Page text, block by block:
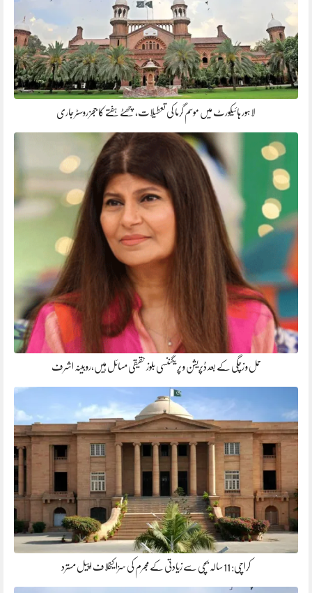
لاہور ہائیکورٹ میں موسم گرما کی تعطیلات، چھٹے ہفتے کا ججز روسٹر جاری
حمل و زچگی کے بعد ڈپریشن و پریگننسی بلوز حقیقی مسائل ہیں،روبینہ اشرف
کراچی: 11 سالہ بچی سے زیادتی کے مجرم کی سزا کیخلاف اپیل مسترد